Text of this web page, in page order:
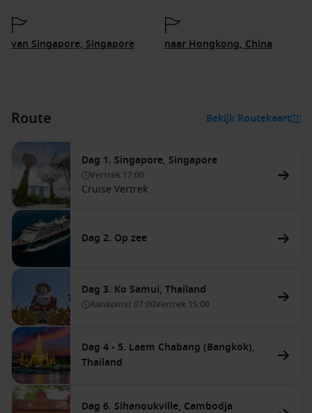
van Singapore, Singapore naar Hongkong, China
Route Bekijk Routekaart
Dag 1. Singapore, Singapore
Vertrek 17:00
Cruise Vertrek
Dag 2. Op zee
Dag 3. Ko Samui, Thailand
Aankomst 07:00Vertrek 15:00
Dag 4 - 5. Laem Chabang (Bangkok),
Thailand
Dag 6. Sihanoukville, Cambodja